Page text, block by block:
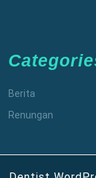
Berita
Renungan